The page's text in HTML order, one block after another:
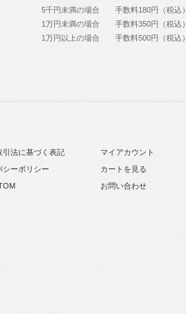
5千円未満の場合 手数料180円（税込）
1万円未満の場合 手数料350円（税込）
1万円以上の場合 手数料500円（税込）
引法に基づく表記
シーポリシー
マイアカウント
カートを見る
お問い合わせ